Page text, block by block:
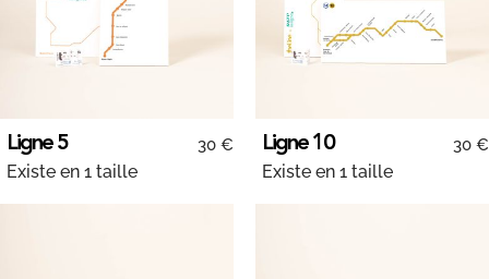
Ligne 5 30 €
Existe en 1 taille
Ligne 10 30 €
Existe en 1 taille